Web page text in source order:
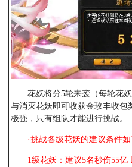
花妖将分5轮来袭（每轮花
与消灭花妖即可收获金玫丰收包
极强，只有组队才能进行挑战。
·挑战各级花妖的建议条件如
1级花妖：建议5名秒伤55